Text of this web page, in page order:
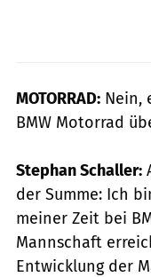
MOTORRAD: Nein,
BMW Motorrad
Stephan Schaller:
der Summe: Ich
meiner Zeit bei
Mannschaft
Entwicklung der